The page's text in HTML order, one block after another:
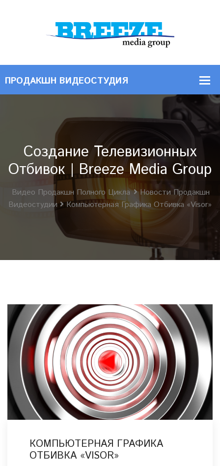
Создание Телевизионных
Отбивок | Breeze Media Group
Видео Продакшн Полного Цикла
Новости Продакшн
Видеостудии
Компьютерная Графика Отбивка «Visor»
КОМПЬЮТЕРНАЯ ГРАФИКА
ОТБИВКА «VISOR»